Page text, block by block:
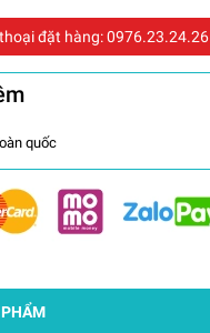
đặt hàng:0976.23.24.26
quốc